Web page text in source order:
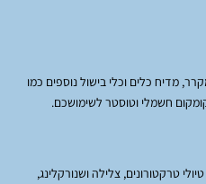
מדיח כלים וכלי בישול נוספים כמו
חשמלי וטוסטר לשימושכם.
טרקטורונים, צלילה ושנורקלינג,